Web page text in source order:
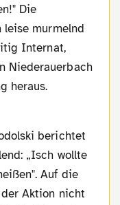
Die
murmelnd
Internat,
Niederauerbach
heraus.
„Isch wollte
Auf die
Aktion nicht